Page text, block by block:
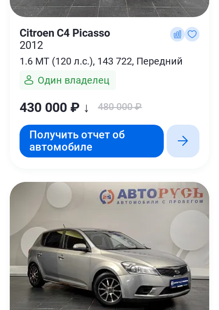
Citroen C4 Picasso
2012
1.6 MT (120 л.с.), 143 722, Передний
Один владелец
430 000 ₽ ↓ 480 000 ₽
Получить отчет об
автомобиле